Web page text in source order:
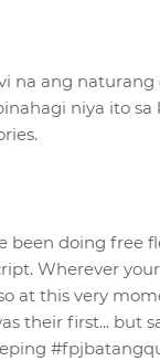
na ang naturang
niya ito sa
been doing free
Wherever
at this very
their first... but